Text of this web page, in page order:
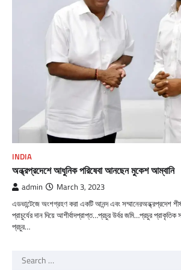
INDIA
অন্ধ্রপ্রদেশে আধুনিক পরিষেবা আনছেন মুকেশ আম্বানি
admin March 3, 2023
এডভান্টেজে অংশগ্রহণ করা একটি আনন্দ এবং সম্মানেরঅন্ধ্রপ্রদেশ
প্রাচুর্যের দান দিয়ে আশীর্বাদপ্রাপ্ত…প্রচুর উর্বর জমি…প্রচুর
প্রচুর…
Search